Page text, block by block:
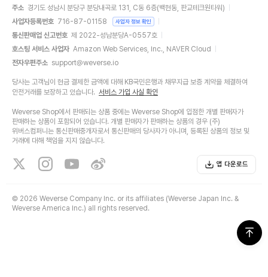
주소 경기도 성남시 분당구 분당내곡로 131, C동 6층(백현동, 판교테크원타워)
사업자등록번호 716-87-01158 사업자 정보 확인
통신판매업 신고번호 제 2022-성남분당A-0557호
호스팅 서비스 사업자 Amazon Web Services, Inc., NAVER Cloud
전자우편주소 support@weverse.io
당사는 고객님이 현금 결제한 금액에 대해 KB국민은행과 채무지급 보증 계약을 체결하여
안전거래를 보장하고 있습니다. 서비스 가입 사실 확인
Weverse Shop에서 판매되는 상품 중에는 Weverse Shop에 입점한 개별 판매자가
판매하는 상품이 포함되어 있습니다. 개별 판매자가 판매하는 상품의 경우 (주)
위버스컴퍼니는 통신판매중개자로서 통신판매의 당사자가 아니며, 등록된 상품의 정보 및
거래에 대해 책임을 지지 않습니다.
앱 다운로드
© 2026 Weverse Company Inc. or its affiliates (Weverse Japan Inc. &
Weverse America Inc.) all rights reserved.